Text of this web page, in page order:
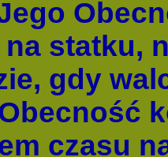
statku,
gdy
czasu